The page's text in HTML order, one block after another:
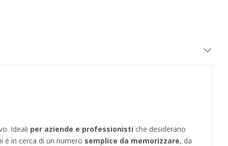
Ideali per aziende e professionisti che desiderano
è in cerca di un numero semplice da memorizzare, da